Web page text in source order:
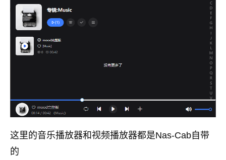
这里的音乐播放器和视频播放器都是Nas-Cab自带
的